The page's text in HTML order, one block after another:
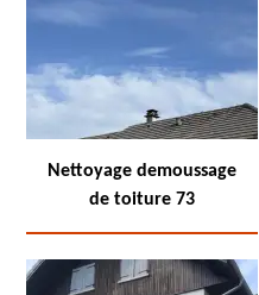
Nettoyage demoussage
de toiture 73